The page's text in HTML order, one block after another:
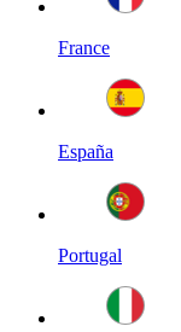
France
España
Portugal